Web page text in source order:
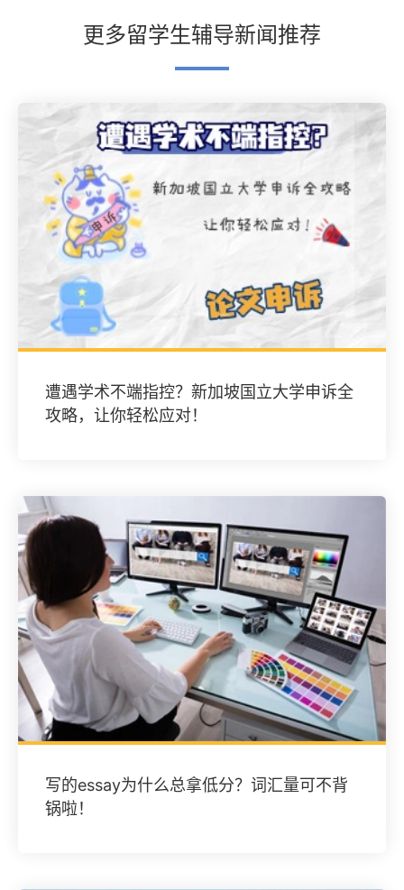
更多留学生辅导新闻推荐
遭遇学术不端指控？新加坡国立大学申诉全
攻略，让你轻松应对！
写的essay为什么总拿低分？词汇量可不背
锅啦！